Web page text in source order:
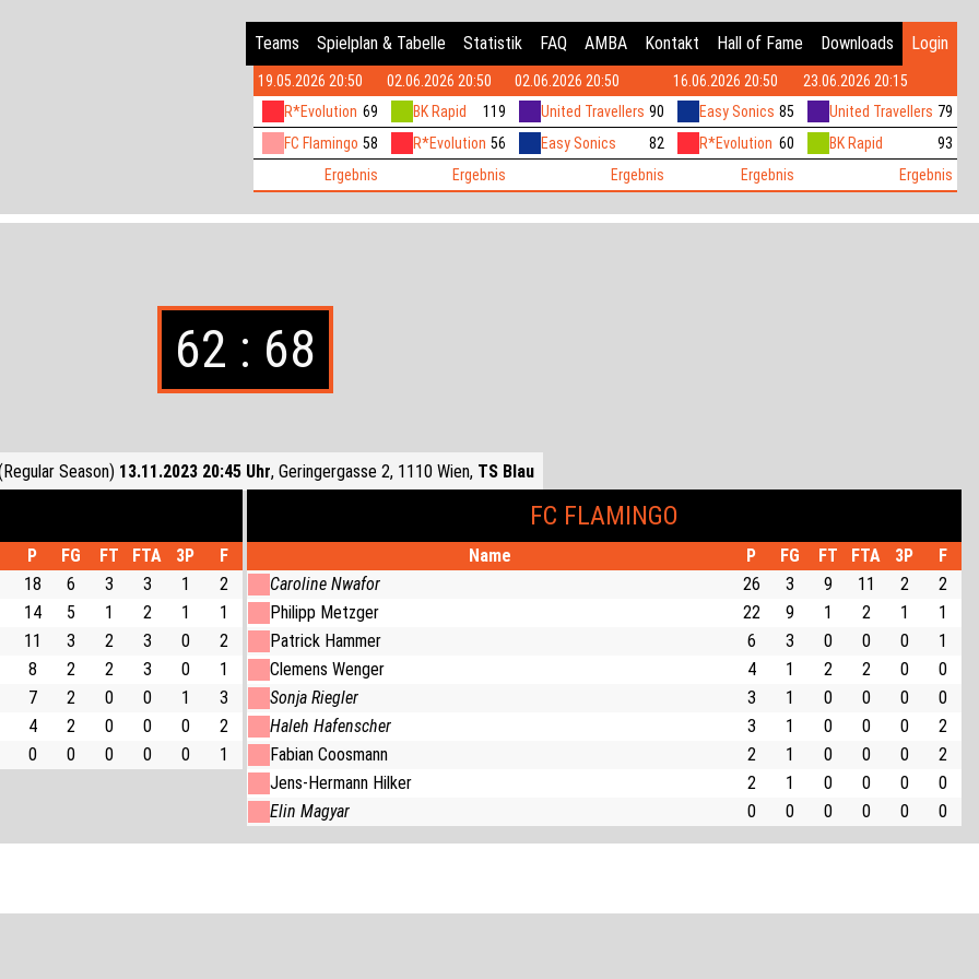
Teams
Spielplan & Tabelle Statistik FAQ AMBA Kontakt Hall of Fame Downloads Login
19.05.2026 20:50
R*Evolution 69
FC Flamingo 58
Ergebnis
02.06.2026 20:50
BK Rapid
119
R*Evolution 56
Ergebnis
02.06.2026 20:50
United Travellers 90
Easy Sonics
82
Ergebnis
16.06.2026 20:50
Easy Sonics 85
R*Evolution 60
Ergebnis
23.06.2026 20:15
United Travellers 79
BK Rapid
93
Ergebnis
62 : 68
Season) 13.11.2023 20:45 Uhr, Geringergasse 2, 1110 Wien, TS Blau
P FG FT FTA 3P
F
18 6 3 3 1
2
14 5 1 2 1
1
11 3 2 3 0
2
8 2 2 3 0
1
7 2 0 0 1
3
4 2 0 0 0
2
0 0 0 0 0 1
FC FLAMINGO
Name P FG FT FTA 3P
F
Caroline Nwafor
26 3 9 11 2
2
Philipp Metzger
22 9 1 2 1
1
Patrick Hammer
6 3 0 0 0
1
Clemens Wenger
4 1 2 2 0
0
Sonja Riegler
3 1 0 0 0
0
Haleh Hafenscher
3 1 0 0 0
2
Fabian Coosmann
2 1 0 0 0
2
Jens-Hermann Hilker
2 1 0 0 0
0
Elin Magyar
0 0 0 0 0 0